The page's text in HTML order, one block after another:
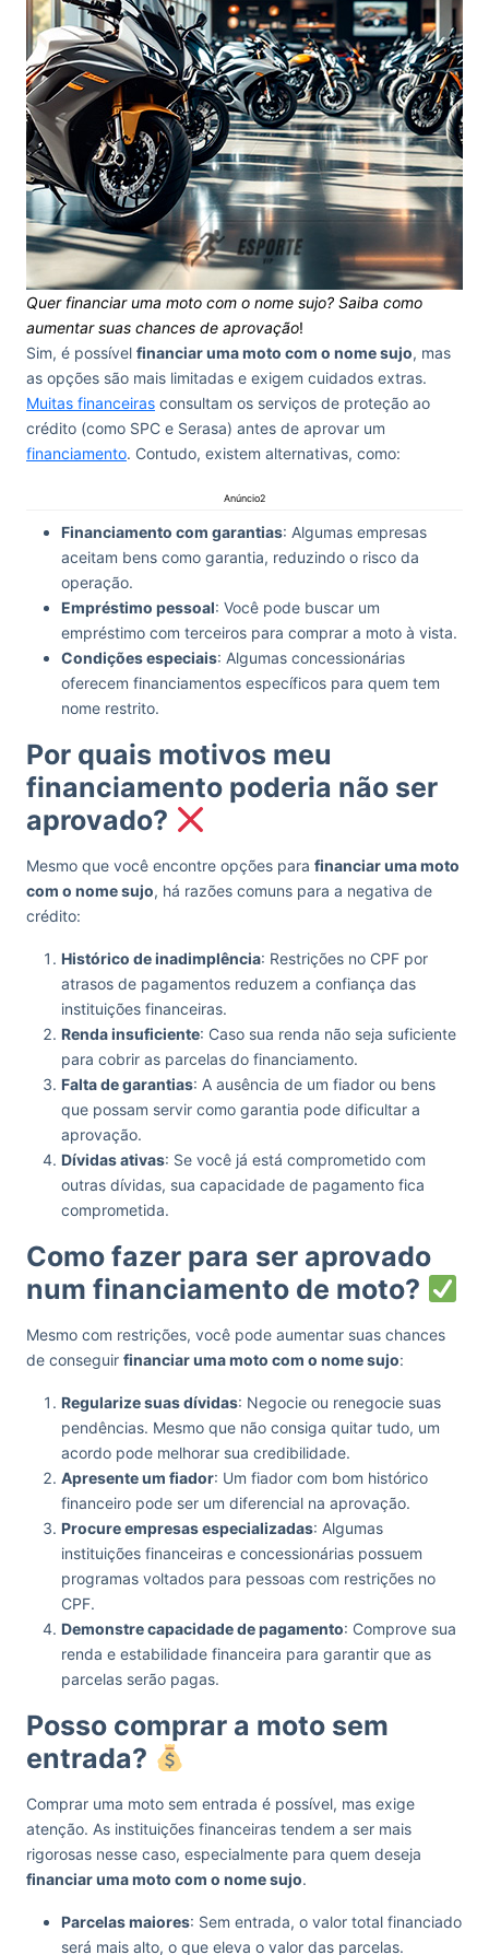
Quer financiar uma moto com o nome sujo? Saiba como
aumentar suas chances de aprovação!
Sim, é possível financiar uma moto com o nome sujo, mas
as opções são mais limitadas e exigem cuidados extras.
Muitas financeiras consultam os serviços de proteção ao
crédito (como SPC e Serasa) antes de aprovar um
financiamento. Contudo, existem alternativas, como:
Anúncio2
Financiamento com garantias: Algumas empresas
aceitam bens como garantia, reduzindo o risco da
operação.
Empréstimo pessoal: Você pode buscar um
empréstimo com terceiros para comprar a moto à vista.
Condições especiais: Algumas concessionárias
oferecem financiamentos específicos para quem tem
nome restrito.
Por quais motivos meu
financiamento poderia não ser
aprovado?
Mesmo que você encontre opções para financiar uma moto
com o nome sujo, há razões comuns para a negativa de
crédito:
Histórico de inadimplência: Restrições no CPF por
atrasos de pagamentos reduzem a confiança das
instituições financeiras.
Renda insuficiente: Caso sua renda não seja suficiente
para cobrir as parcelas do financiamento.
Falta de garantias: A ausência de um fiador ou bens
que possam servir como garantia pode dificultar a
aprovação.
Dívidas ativas: Se você já está comprometido com
outras dívidas, sua capacidade de pagamento fica
comprometida.
Como fazer para ser aprovado
num financiamento de moto?
Mesmo com restrições, você pode aumentar suas chances
de conseguir financiar uma moto com o nome sujo:
Regularize suas dívidas: Negocie ou renegocie suas
pendências. Mesmo que não consiga quitar tudo, um
acordo pode melhorar sua credibilidade.
Apresente um fiador: Um fiador com bom histórico
financeiro pode ser um diferencial na aprovação.
Procure empresas especializadas: Algumas
instituições financeiras e concessionárias possuem
programas voltados para pessoas com restrições no
CPF.
Demonstre capacidade de pagamento: Comprove sua
renda e estabilidade financeira para garantir que as
parcelas serão pagas.
Posso comprar a moto sem
entrada?
Comprar uma moto sem entrada é possível, mas exige
atenção. As instituições financeiras tendem a ser mais
rigorosas nesse caso, especialmente para quem deseja
financiar uma moto com o nome sujo.
Parcelas maiores: Sem entrada, o valor total financiado
será mais alto, o que eleva o valor das parcelas.